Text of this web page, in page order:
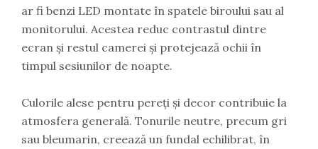
ar fi benzi LED montate în spatele biroului sau al
monitorului. Acestea reduc contrastul dintre
ecran și restul camerei și protejează ochii în
timpul sesiunilor de noapte.
Culorile alese pentru pereți și decor contribuie la
atmosfera generală. Tonurile neutre, precum gri
sau bleumarin, creează un fundal echilibrat, în